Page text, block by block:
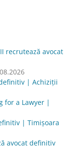
recrutează avocat
definitiv | Achiziții
for a Lawyer |
| Timișoara
avocat definitiv